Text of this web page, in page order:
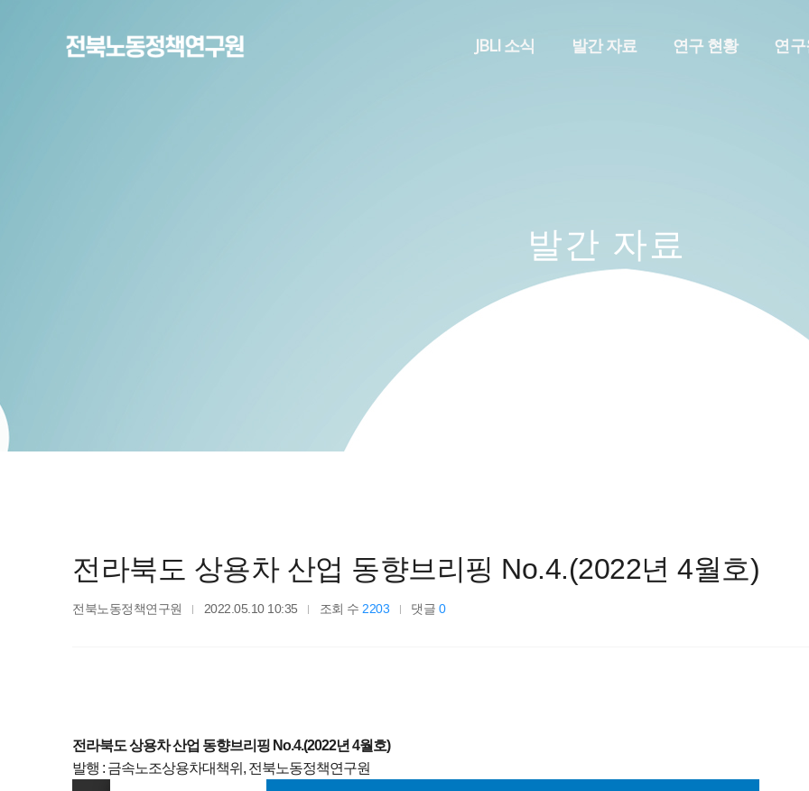
JBLI 소식 발간 자료 연구 현황 연
발간 자료
전라북도 상용차 산업 동향브리핑 No.4.(2022년 4월호)
전북노동정책연구원 2022.05.10 10:35 조회 수2203 댓글 0
전라북도 상용차 산업 동향브리핑 No.4.(2022년 4월호)
발행 : 금속노조상용차대책위, 전북노동정책연구원